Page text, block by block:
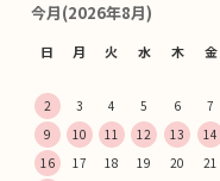
今月(2026年8月)
日 月 火 水 木 金
2
3 4 5 6 7
9
10 11 12 13 14
16
17 18 19 20 21